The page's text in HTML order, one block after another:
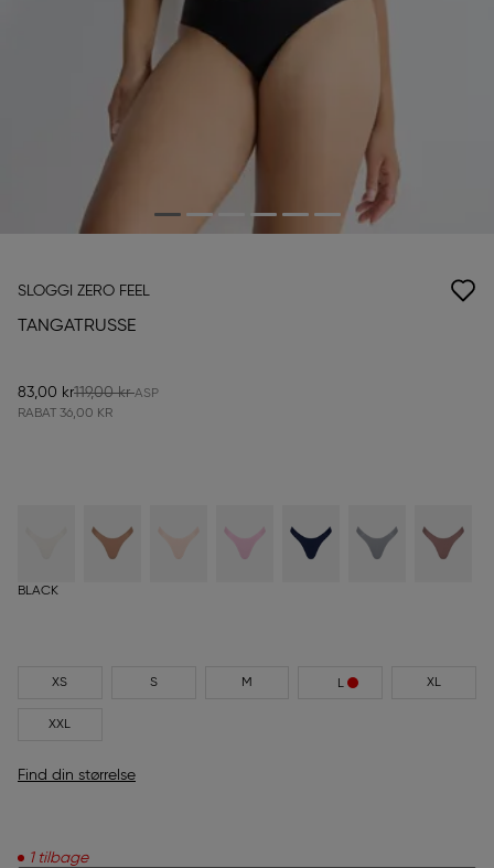
SLOGGI ZERO FEEL
TANGATRUSSE
83,00 kr119,00 kr
RABAT 36,00 KR
BLACK
XS S M L XL
XXL
Find din størrelse
1 tilbage